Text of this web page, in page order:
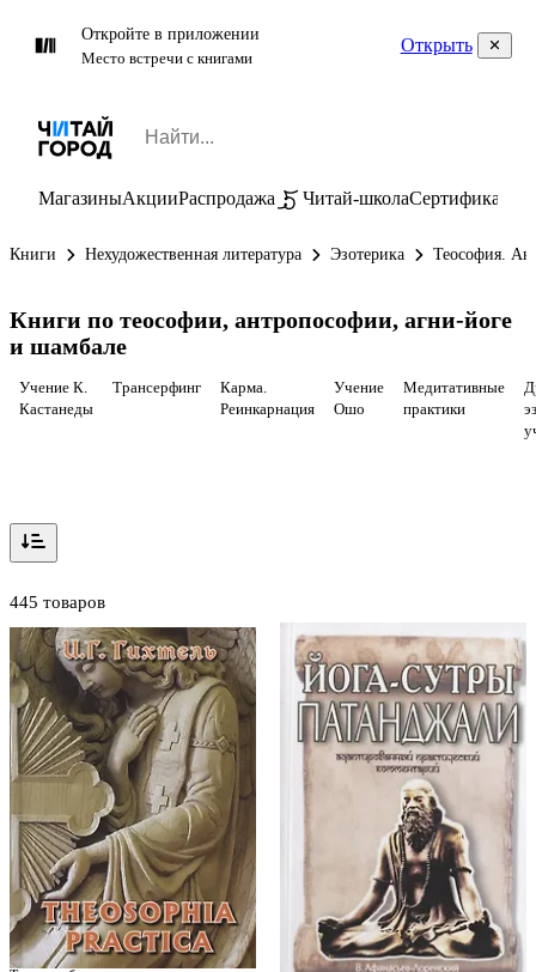
Откройте в приложении
Место встречи с книгами
Открыть
МагазиныАкцииРаспродажа Читай-школаСертификаты
Книги Нехудожественная литература Эзотерика Теософия.
Книги по теософии, антропософии, агни-йоге
и шамбале
Учение К.
Кастанеды
Трансерфинг
Карма.
Реинкарнация
Учение
Ошо
Медитативные
практики
445 товаров